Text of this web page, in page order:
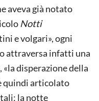
aveva già notato
Notti
e volgari», ogni
attraversa infatti una
«la disperazione della
quindi articolato
la notte